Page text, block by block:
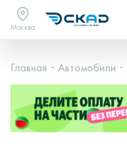
Москва
Главная Автомобили